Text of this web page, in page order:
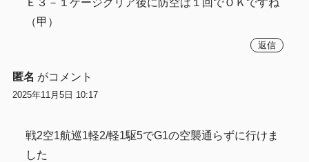
（甲）
返信
匿名 がコメント
2025年11月5日 10:17
戦2空1航巡1軽2/軽1駆5でG1の空襲通らずに行けま
した